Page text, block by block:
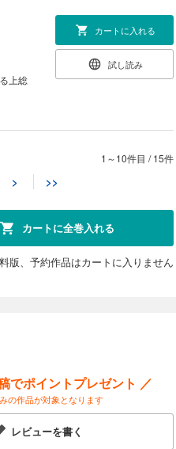
上総
カートに入れる
試し読み
動で
カートに入れる
を経
1～10件目 /15件
> >>
カートに全巻入れる
版、予約作品はカートに入りません
でポイントプレゼント ／
の作品が対象となります
レビューを書く